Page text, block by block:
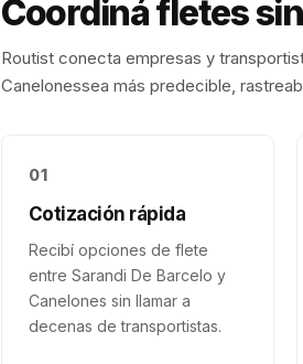
Coordiná fletes
Routist conecta empresas y
Canelonessea más predecible,
01
Cotización rápida
Recibí opciones de flete
entre Sarandi De Barcelo y
Canelones sin llamar a
decenas de transportistas.